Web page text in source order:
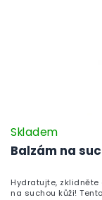
Balzám na
Skladem
Hydratujte, zklidněte
na suchou kůži!